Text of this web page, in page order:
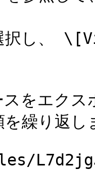
し、
をエク
繰り返し